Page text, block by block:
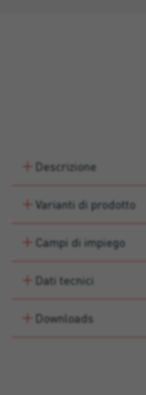
Descrizione
Varianti di prodotto
Campi di impiego
Dati tecnici
Downloads